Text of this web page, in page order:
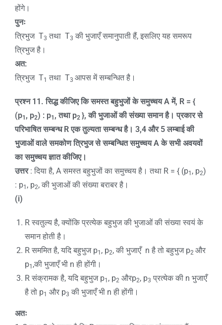
होंगे।
पुनः
त्रिभुज T3 तथा T3 की भुजाएँ समानुपाती हैं, इसलिए यह समरूप
त्रिभुज है।
अत:
त्रिभुज T1 तथा T3 आपस में सम्बन्धित है।
प्रश्न 11.सिद्ध कीजिए कि समस्त बहुभुजों के समुच्चयAमें, R = {
(p1 , p2) : p1 ,तथा p2 },की भुजाओं की संख्या समान है। प्रकार से
परिभाषित सम्बन्धRएक तुल्यता सम्बन्ध है। 3,4 और 5लम्बाई की
भुजाओं वाले समकोण त्रिभुज से सम्बन्धित समुच्चयAके सभी अवयवों
का समुच्चय ज्ञात कीजिए।
उत्तर: दिया है, A समस्त बहुभुजों का समुच्चय है। तथा R = { (p1 , p2)
: p1 , p2, की भुजाओं की संख्या बराबर है।
(i)
R स्वतुल्य है, क्योंकि प्रत्येक बहुभुज की भुजाओं की संख्या स्वयं के
समान होती है।
R सममित है, यदि बहुभुज p1 , p2, की भुजाएँ n है तो बहुभुज p2 और
p1 ,की भुजाएँ भी n ही होंगी।
R संक्रामक है, यदि बहुभुज p1 , p2 औरp2, p3 प्रत्येक की n भुजाएँ
है तो p1 और p3 की भुजाएँ भी n ही होंगी।
अतः